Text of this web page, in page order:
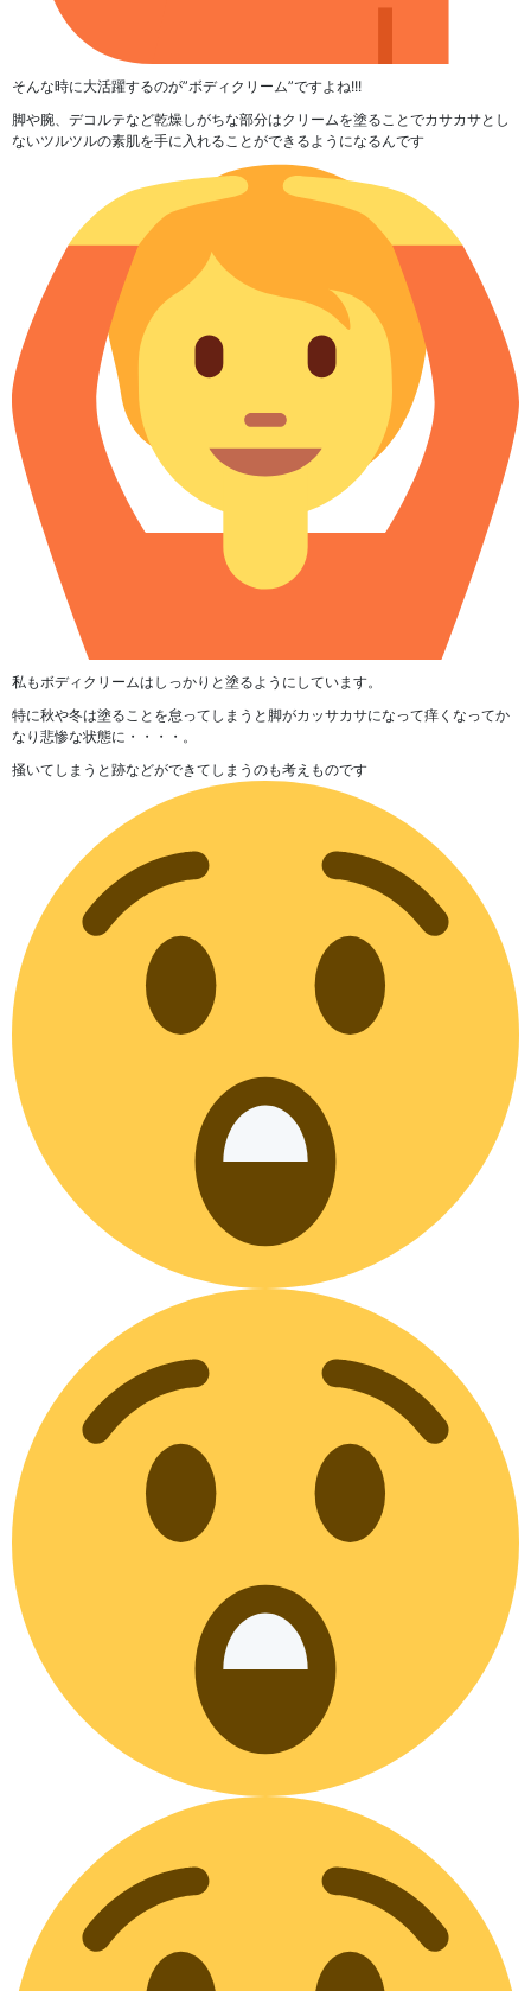
そんな時に大活躍するのが”ボディクリーム”ですよね!!!
脚や腕、デコルテなど乾燥しがちな部分はクリームを塗ることでカサカサとし
ないツルツルの素肌を手に入れることができるようになるんです
私もボディクリームはしっかりと塗るようにしています。
特に秋や冬は塗ることを怠ってしまうと 脚がカッサカサになって痒くなってか
なり悲惨な状態に・・・・。
掻いてしまうと跡などができてしまうのも考えものです